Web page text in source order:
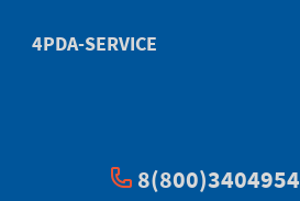
4PDA-SERVICE
8(800)3404954